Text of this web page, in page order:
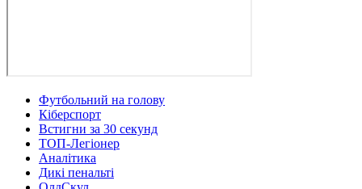
Футбольний на голову
Кіберспорт
Встигни за 30 секунд
ТОП-Легіонер
Аналітика
Дикі пенальті